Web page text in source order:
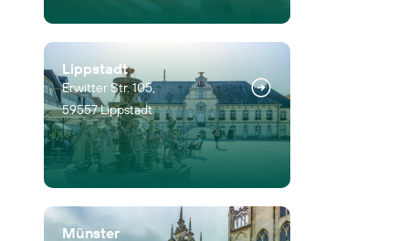
Lippstadt
Erwitter Str. 105,
59557 Lippstadt
Münster